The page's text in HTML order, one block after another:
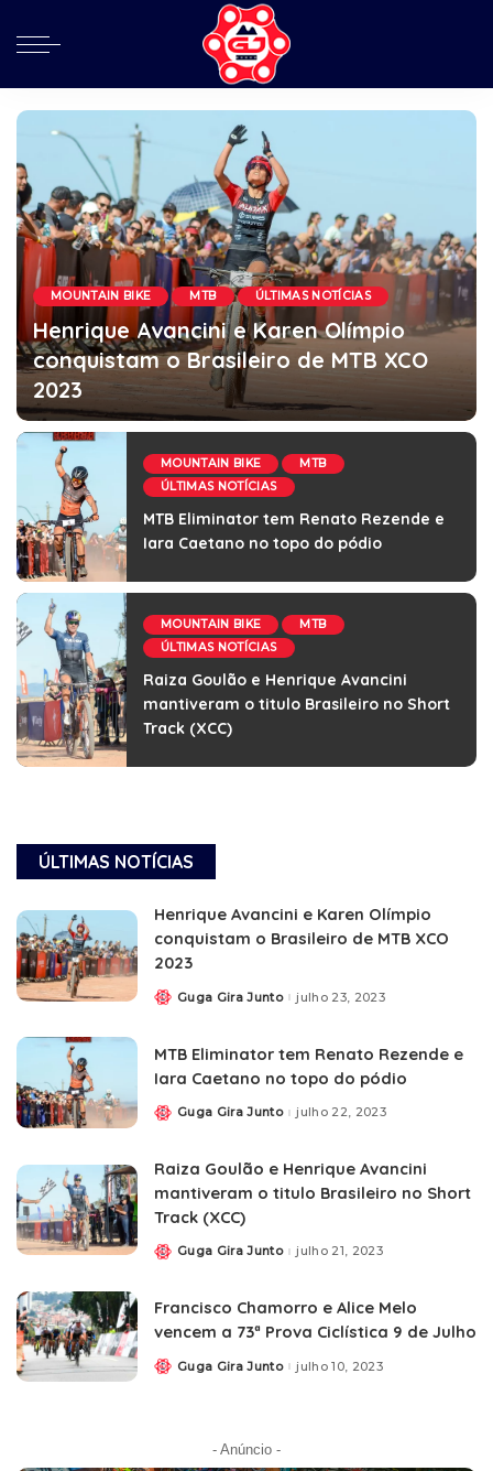
MOUNTAIN BIKE MTB ÚLTIMAS NOTÍCIAS
Henrique Avancini e Karen Olímpio
conquistam o Brasileiro de MTB XCO
2023
MOUNTAIN BIKE
MTB
ÚLTIMAS NOTÍCIAS
MTB Eliminator tem Renato Rezende e
Iara Caetano no topo do pódio
MOUNTAIN BIKE
MTB
ÚLTIMAS NOTÍCIAS
Raiza Goulão e Henrique Avancini
mantiveram o titulo Brasileiro no Short
Track (XCC)
ÚLTIMAS NOTÍCIAS
Henrique Avancini e Karen Olímpio
conquistam o Brasileiro de MTB XCO
2023
Guga Gira Junto julho 23, 2023
MTB Eliminator tem Renato Rezende e
Iara Caetano no topo do pódio
Guga Gira Junto julho 22, 2023
Raiza Goulão e Henrique Avancini
mantiveram o titulo Brasileiro no Short
Track (XCC)
Guga Gira Junto julho 21, 2023
Francisco Chamorro e Alice Melo
vencem a 73ª Prova Ciclística 9 de Julho
Guga Gira Junto julho 10, 2023
- Anúncio -